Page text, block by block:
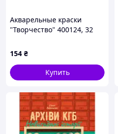
Акварельные краски
"Творчество" 400124, 32
154 ₴
Купить